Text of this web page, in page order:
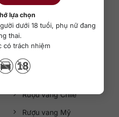
lựa chọn
dưới 18 tuổi, phụ nữ đang
thai.
có trách nhiệm
Rượu vang Chile
Rượu vang Mỹ